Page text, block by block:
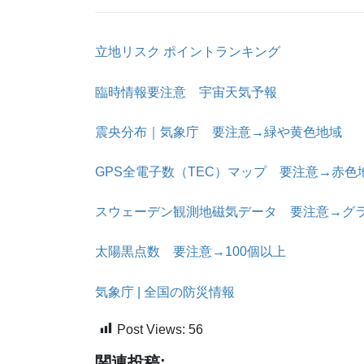
立地リスク ポイントランキング
臨時情報要注意 宇宙天気予報
震央分布｜気象庁 要注意→緑や黄色地域
GPS全電子数（TEC）マップ 要注意→赤色
スウェーデン観測地磁気データ 要注意→グ
太陽黒点数 要注意→100個以上
気象庁 | 全国の防災情報
Post Views: 56